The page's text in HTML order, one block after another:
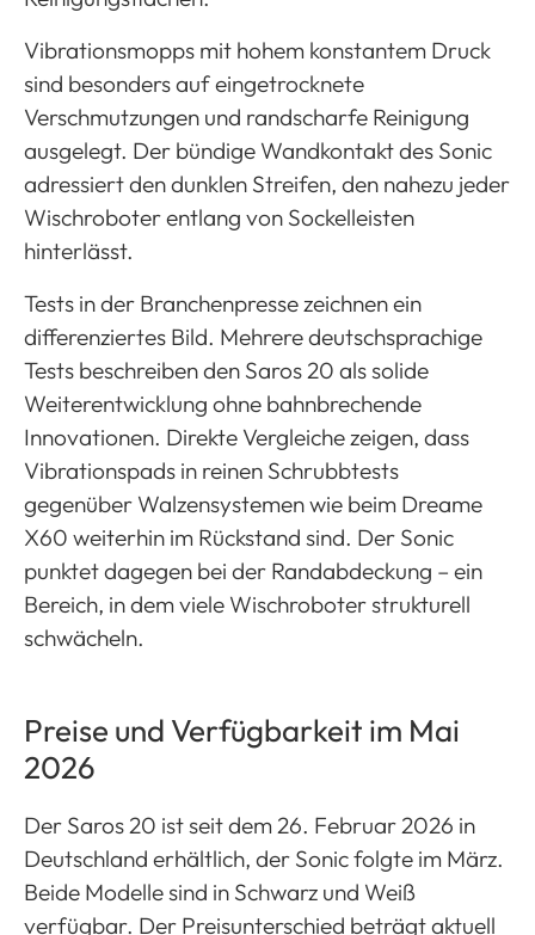
Vibrationsmopps mit hohem konstantem Druck
sind besonders auf eingetrocknete
Verschmutzungen und randscharfe Reinigung
ausgelegt. Der bündige Wandkontakt des Sonic
adressiert den dunklen Streifen, den nahezu jeder
Wischroboter entlang von Sockelleisten
hinterlässt.
Tests in der Branchenpresse zeichnen ein
differenziertes Bild. Mehrere deutschsprachige
Tests beschreiben den Saros 20 als solide
Weiterentwicklung ohne bahnbrechende
Innovationen. Direkte Vergleiche zeigen, dass
Vibrationspads in reinen Schrubbtests
gegenüber Walzensystemen wie beim Dreame
X60 weiterhin im Rückstand sind. Der Sonic
punktet dagegen bei der Randabdeckung – ein
Bereich, in dem viele Wischroboter strukturell
schwächeln.
Preise und Verfügbarkeit im Mai
2026
Der Saros 20 ist seit dem 26. Februar 2026 in
Deutschland erhältlich, der Sonic folgte im März.
Beide Modelle sind in Schwarz und Weiß
verfügbar. Der Preisunterschied beträgt aktuell